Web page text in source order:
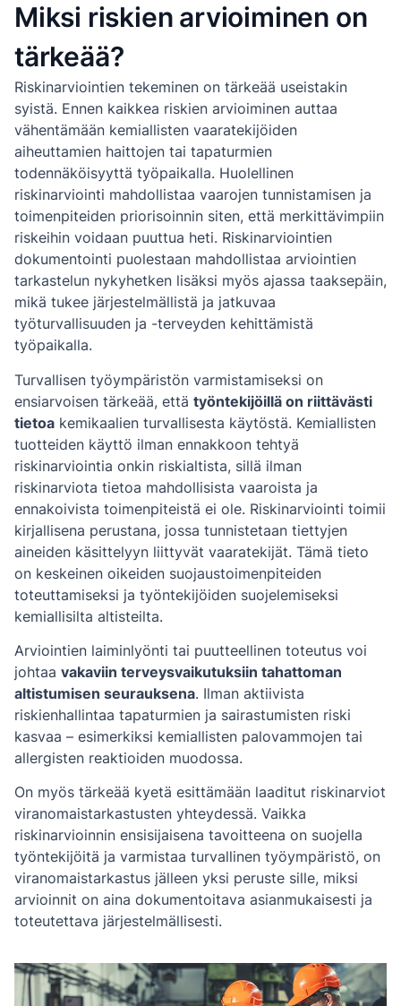
Miksi riskien arvioiminen on
tärkeää?
Riskinarviointien tekeminen on tärkeää useistakin
syistä. Ennen kaikkea riskien arvioiminen auttaa
vähentämään kemiallisten vaaratekijöiden
aiheuttamien haittojen tai tapaturmien
todennäköisyyttä työpaikalla. Huolellinen
riskinarviointi mahdollistaa vaarojen tunnistamisen ja
toimenpiteiden priorisoinnin siten, että merkittävimpiin
riskeihin voidaan puuttua heti. Riskinarviointien
dokumentointi puolestaan mahdollistaa arviointien
tarkastelun nykyhetken lisäksi myös ajassa taaksepäin,
mikä tukee järjestelmällistä ja jatkuvaa
työturvallisuuden ja -terveyden kehittämistä
työpaikalla.
Turvallisen työympäristön varmistamiseksi on
ensiarvoisen tärkeää, että työntekijöillä on riittävästi
tietoa kemikaalien turvallisesta käytöstä. Kemiallisten
tuotteiden käyttö ilman ennakkoon tehtyä
riskinarviointia onkin riskialtista, sillä ilman
riskinarviota tietoa mahdollisista vaaroista ja
ennakoivista toimenpiteistä ei ole. Riskinarviointi toimii
kirjallisena perustana, jossa tunnistetaan tiettyjen
aineiden käsittelyyn liittyvät vaaratekijät. Tämä tieto
on keskeinen oikeiden suojaustoimenpiteiden
toteuttamiseksi ja työntekijöiden suojelemiseksi
kemiallisilta altisteilta.
Arviointien laiminlyönti tai puutteellinen toteutus voi
johtaa vakaviin terveysvaikutuksiin tahattoman
altistumisen seurauksena. Ilman aktiivista
riskienhallintaa tapaturmien ja sairastumisten riski
kasvaa – esimerkiksi kemiallisten palovammojen tai
allergisten reaktioiden muodossa.
On myös tärkeää kyetä esittämään laaditut riskinarviot
viranomaistarkastusten yhteydessä. Vaikka
riskinarvioinnin ensisijaisena tavoitteena on suojella
työntekijöitä ja varmistaa turvallinen työympäristö, on
viranomaistarkastus jälleen yksi peruste sille, miksi
arvioinnit on aina dokumentoitava asianmukaisesti ja
toteutettava järjestelmällisesti.